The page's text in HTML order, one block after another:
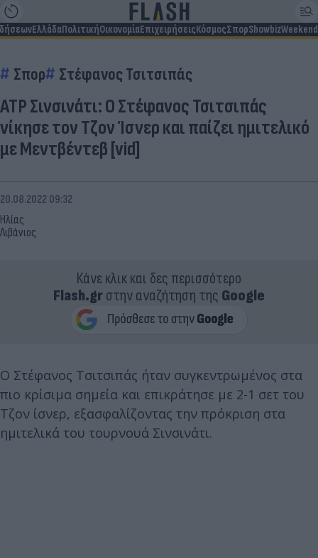
ΕλλάδαΠολιτικήΟικονομίαΕπιχειρήσειςΚόσμοςΣπορShowbizWeekend
Σπορ Στέφανος Τσιτσιπάς
ATP Σινσινάτι: Ο Στέφανος Τσιτσιπάς
νίκησε τον Τζον Ίσνερ και παίζει ημιτελικό
με Μεντβέντεβ [vid]
Ηλίας
Λιβάνιος
20.08.2022 09:32
Κάνε κλικ και δες περισσότερο
Flash.grστην αναζήτηση της Google
Ο Στέφανος Τσιτσιπάς ήταν συγκεντρωμένος στα
πιο κρίσιμα σημεία και επικράτησε με 2-1 σετ του
Τζον ίσνερ, εξασφαλίζοντας την πρόκριση στα
ημιτελικά του τουρνουά Σινσινάτι.